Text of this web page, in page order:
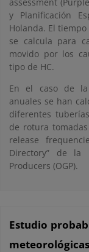
y Planificación
Holanda. El
se calcula para
movido por los
tipo de HC.
En el caso de la
anuales se han
diferentes
de rotura
release
Directory” de la
Producers (OGP).
Estudio
meteorológicas